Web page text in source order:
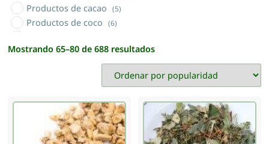
Productos de cacao (5)
Productos de coco (6)
Sales naturales (3)
Tisanas y topping (28)
Vinagre (2)
Yerba mate (8)
Mostrando 65–80 de 688 resultados